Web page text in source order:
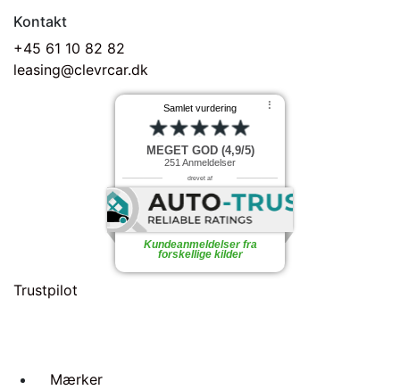
Kontakt
+45 61 10 82 82
leasing@clevrcar.dk
Samlet vurdering ⠇
MEGET GOD (4,9/5)
251 Anmeldelser
drevet af
Kundeanmeldelser fra
forskellige kilder
Trustpilot
Mærker